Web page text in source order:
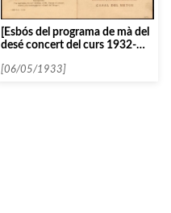
[Esbós del programa de mà del
desé concert del curs 1932-
Audicions Intimes]
[06/05/1933]